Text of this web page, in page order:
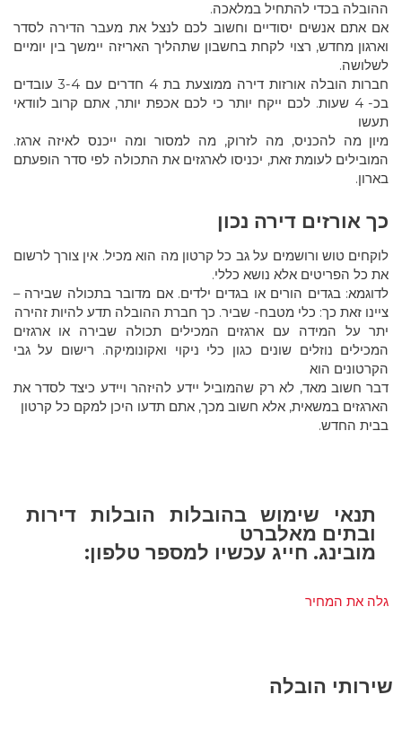
ההובלה בכדי להתחיל במלאכה.
אם אתם אנשים יסודיים וחשוב לכם לנצל את מעבר הדירה לסדר
וארגון מחדש, רצוי לקחת בחשבון שתהליך האריזה יימשך בין יומיים
לשלושה.
חברות הובלה אורזות דירה ממוצעת בת 4 חדרים עם 3-4 עובדים
בכ- 4 שעות. לכם ייקח יותר כי לכם אכפת יותר, אתם קרוב לוודאי
תעשו
מיון מה להכניס, מה לזרוק, מה למסור ומה ייכנס לאיזה ארגז.
המובילים לעומת זאת, יכניסו לארגזים את התכולה לפי סדר הופעתם
בארון.
כך אורזים דירה נכון
לוקחים טוש ורושמים על גב כל קרטון מה הוא מכיל. אין צורך לרשום
את כל הפריטים אלא נושא כללי.
לדוגמא: בגדים הורים או בגדים ילדים. אם מדובר בתכולה שבירה –
ציינו זאת כך: כלי מטבח- שביר. כך חברת ההובלה תדע להיות זהירה
יתר על המידה עם ארגזים המכילים תכולה שבירה או ארגזים
המכילים נוזלים שונים כגון כלי ניקוי ואקונומיקה. רישום על גבי
הקרטונים הוא
דבר חשוב מאד, לא רק שהמוביל יידע להיזהר ויידע כיצד לסדר את
הארגזים במשאית, אלא חשוב מכך, אתם תדעו היכן למקם כל קרטון
בבית החדש.
תנאי שימוש בהובלות הובלות דירות
ובתים מאלברט
מובינג. חייג עכשיו למספר טלפון:
גלה את המחיר
שירותי הובלה